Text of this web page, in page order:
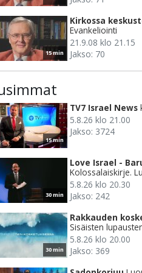
15 min
Kirkossa
Evankeliointi
21.9.08 klo 21.15
Jakso: 70
15 min
TV7 Israel News
5.8.26 klo 21.00
Jakso: 3724
30 min
Love Israel -
Kolossalaiskirje.
5.8.26 klo 20.30
Jakso: 242
30 min
Rakkauden
Sisäisten
5.8.26 klo 20.00
Jakso: 369